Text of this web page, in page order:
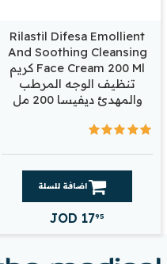
Rilastil Difesa Emollient
And Soothing Cleansing
Face Cream 200 Ml كريم
تنظيف الوجه المرطب
والمهدئ ديفيسا 200 مل
اضافة للسلة
JOD 1795